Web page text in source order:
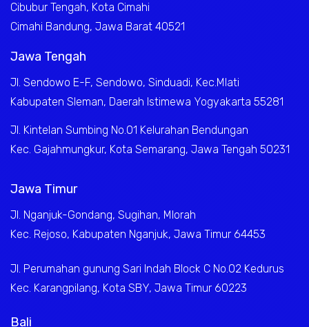
Cibubur Tengah, Kota Cimahi
Cimahi Bandung, Jawa Barat 40521
Jawa Tengah
Jl. Sendowo E-F, Sendowo, Sinduadi, Kec.Mlati
Kabupaten Sleman, Daerah Istimewa Yogyakarta 55281
Jl. Kintelan Sumbing No.01 Kelurahan Bendungan
Kec. Gajahmungkur, Kota Semarang, Jawa Tengah 50231
Jawa Timur
Jl. Nganjuk-Gondang, Sugihan, Mlorah
Kec. Rejoso, Kabupaten Nganjuk, Jawa Timur 64453
Jl. Perumahan gunung Sari Indah Block C No.02 Kedurus
Kec. Karangpilang, Kota SBY, Jawa Timur 60223
Bali